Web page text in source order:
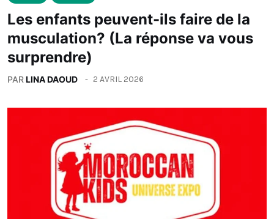
Les enfants peuvent-ils faire de la
musculation? (La réponse va vous
surprendre)
PARLINA DAOUD 2 AVRIL 2026